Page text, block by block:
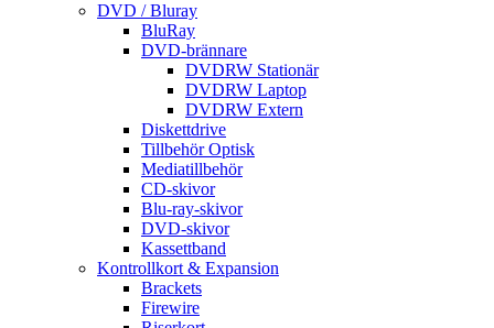
DVD / Bluray
BluRay
DVD-brännare
DVDRW Stationär
DVDRW Laptop
DVDRW Extern
Diskettdrive
Tillbehör Optisk
Mediatillbehör
CD-skivor
Blu-ray-skivor
DVD-skivor
Kassettband
Kontrollkort & Expansion
Brackets
Firewire